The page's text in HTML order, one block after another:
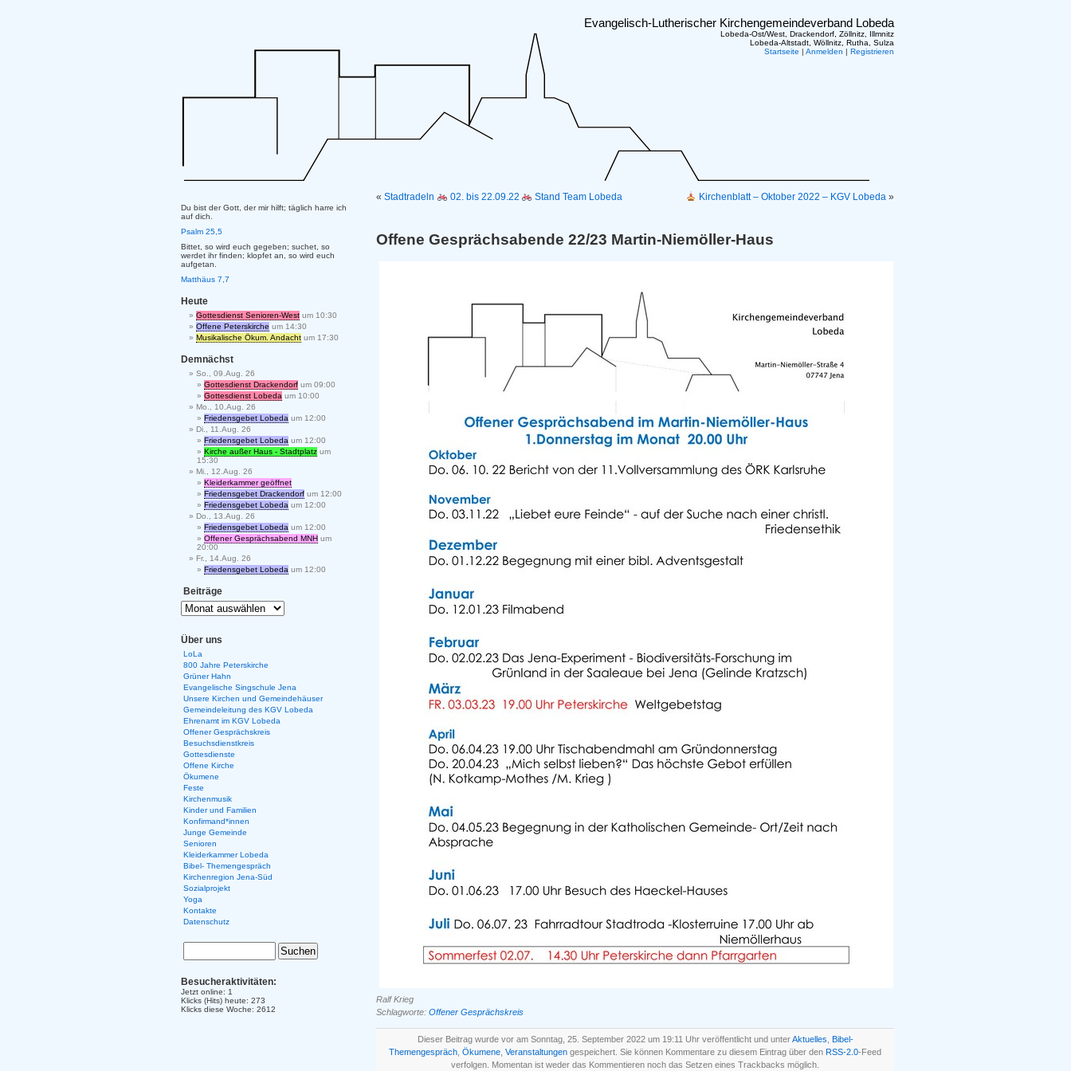
Evangelisch-Lutherischer Kirchengemeindeverband Lobeda
Lobeda-Ost/West, Drackendorf, Zöllnitz, Illmnitz
Lobeda-Altstadt, Wöllnitz, Rutha, Sulza
Startseite | Anmelden | Registrieren
« Stadtradeln 02. bis 22.09.22 Stand Team Lobeda Kirchenblatt – Oktober 2022 – KGV Lobeda »
Offene Gesprächsabende 22/23 Martin-Niemöller-Haus
Ralf Krieg
Schlagworte: Offener Gesprächskreis
Dieser Beitrag wurde vor am Sonntag, 25. September 2022 um 19:11 Uhr veröffentlicht und unterAktuelles Bibel-
Themengespräch Ökumene Veranstaltungen gespeichert. Sie können Kommentare zu diesem Eintrag über den RSS-2.0-Feed
verfolgen. Momentan ist weder das Kommentieren noch das Setzen eines Trackbacks möglich.
Du bist der Gott, der mir hilft; täglich harre ich
auf dich.
Psalm 25,5
Bittet, so wird euch gegeben; suchet, so
werdet ihr finden; klopfet an, so wird euch
aufgetan.
Matthäus 7,7
Heute
Gottesdienst Senioren-West um 10:30
Offene Peterskirche um 14:30
Musikalische Ökum. Andacht um 17:30
Demnächst
So., 09.Aug. 26
Gottesdienst Drackendorf um 09:00
Gottesdienst Lobeda um 10:00
Mo., 10.Aug. 26
Friedensgebet Lobeda um 12:00
Di., 11.Aug. 26
Friedensgebet Lobeda um 12:00
Kirche außer Haus - Stadtplatz um
15:30
Mi., 12.Aug. 26
Kleiderkammer geöffnet
Friedensgebet Drackendorf um 12:00
Friedensgebet Lobeda um 12:00
Do., 13.Aug. 26
Friedensgebet Lobeda um 12:00
Offener Gesprächsabend MNH um
20:00
Fr., 14.Aug. 26
Friedensgebet Lobeda um 12:00
Beiträge
Über uns
LoLa
800 Jahre Peterskirche
Grüner Hahn
Evangelische Singschule Jena
Unsere Kirchen und Gemeindehäuser
Gemeindeleitung des KGV Lobeda
Ehrenamt im KGV Lobeda
Offener Gesprächskreis
Besuchsdienstkreis
Gottesdienste
Offene Kirche
Ökumene
Feste
Kirchenmusik
Kinder und Familien
Konfirmand*innen
Junge Gemeinde
Senioren
Kleiderkammer Lobeda
Bibel- Themengespräch
Kirchenregion Jena-Süd
Sozialprojekt
Yoga
Kontakte
Datenschutz
Besucheraktivitäten:
Jetzt online: 1
Klicks (Hits) heute: 273
Klicks diese Woche: 2612